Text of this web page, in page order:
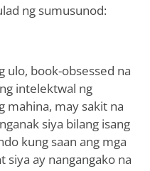
ng sumusunod:
ulo, book-obsessed na
intelektwal ng
mahina, may sakit na
siya bilang isang
kung saan ang mga
siya ay nangangako na